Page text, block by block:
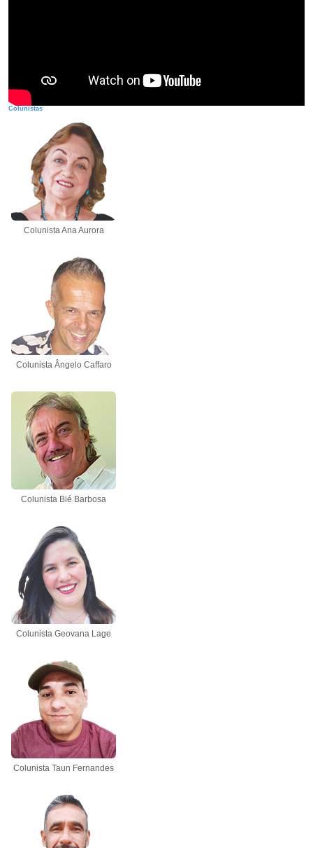
Colunistas
Colunista Ana Aurora
Colunista Ângelo Caffaro
Colunista Bié Barbosa
Colunista Geovana Lage
Colunista Taun Fernandes